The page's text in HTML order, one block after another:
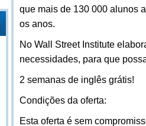
que mais de 130 000 alunos
os anos.
No Wall Street Institute
necessidades, para que
2 semanas de inglês grátis!
Condições da oferta:
Esta oferta é sem